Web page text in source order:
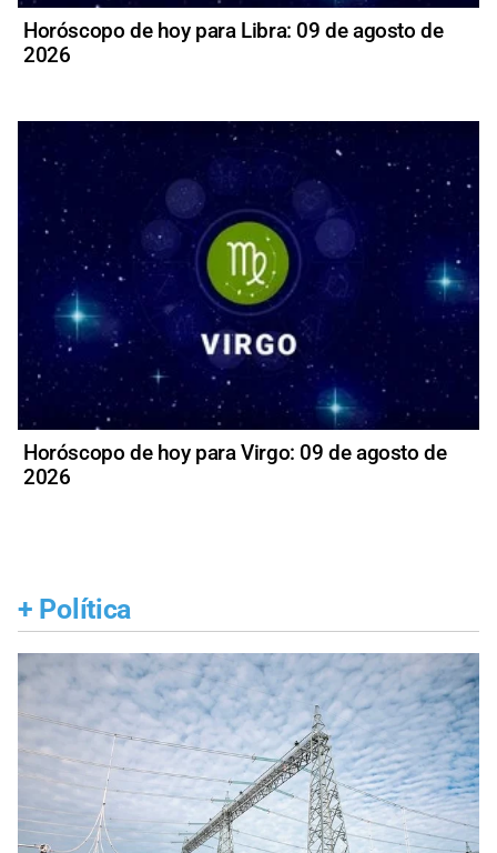
Horóscopo de hoy para Libra: 09 de agosto de
2026
Horóscopo de hoy para Virgo: 09 de agosto de
2026
+ Política